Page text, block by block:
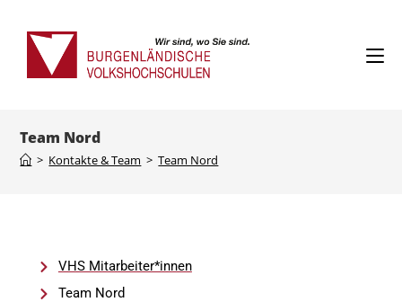
Team Nord
> Kontakte & Team > Team Nord
VHS Mitarbeiter*innen
Team Nord